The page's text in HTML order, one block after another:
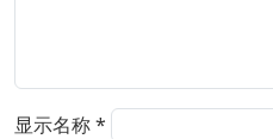
显示名称*